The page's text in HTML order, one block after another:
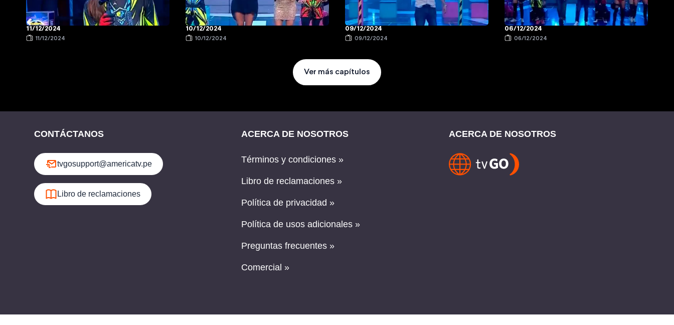
11/12/2024
11/12/2024
10/12/2024
10/12/2024
09/12/2024
09/12/2024
06/12/2024
06/12/2024
Ver más capítulos
CONTÁCTANOS
tvgosupport@americatv.pe
Libro de reclamaciones
ACERCA DE NOSOTROS
Términos y condiciones »
Libro de reclamaciones »
Política de privacidad »
Política de usos adicionales »
Preguntas frecuentes »
Comercial »
ACERCA DE NOSOTROS